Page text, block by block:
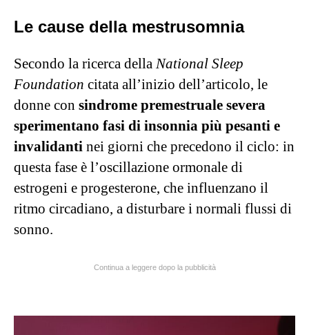
Le cause della mestrusomnia
Secondo la ricerca della National Sleep
Foundation citata all’inizio dell’articolo, le
donne con sindrome premestruale severa
sperimentano fasi di insonnia più pesanti e
invalidanti nei giorni che precedono il ciclo: in
questa fase è l’oscillazione ormonale di
estrogeni e progesterone, che influenzano il
ritmo circadiano, a disturbare i normali flussi di
sonno.
Continua a leggere dopo la pubblicità